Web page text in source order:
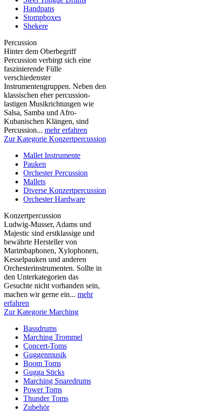
Handpans
Stompboxes
Shekere
Percussion
Hinter dem Oberbegriff
Percussion verbirgt sich eine
faszinierende Fülle
verschiedenster
Instrumentengruppen. Neben den
klassischen eher percussion-
lastigen Musikrichtungen wie
Salsa, Samba und Afro-
Kubanischen Klängen, sind
Percussion... mehr erfahren
Zur Kategorie Konzertpercussion
Mallet Instrumente
Pauken
Orchester Percussion
Mallets
Diverse Konzertpercussion
Orchester Hardware
Konzertpercussion
Ludwig-Musser, Adams und
Majestic sind erstklassige und
bewährte Hersteller von
Marimbaphonen, Xylophonen,
Kesselpauken und anderen
Orchesterinstrumenten. Sollte in
den Unterkategorien das
Gesuchte nicht vorhanden sein,
machen wir gerne ein... mehr
erfahren
Zur Kategorie Marching
Bassdrums
Marching Trommel
Concert-Toms
Guggenmusik
Boom Toms
Gugga Sticks
Marching Snaredrums
Power Toms
Thunder Toms
Zubehör